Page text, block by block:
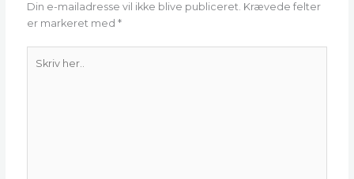
Din e-mailadresse vil ikke blive publiceret. Krævede felter
er markeret med*
her..